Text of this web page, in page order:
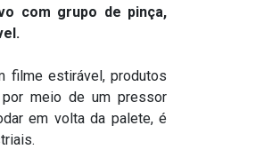
com grupo de pinça,
filme estirável, produtos
por meio de um pressor
em volta da palete, é